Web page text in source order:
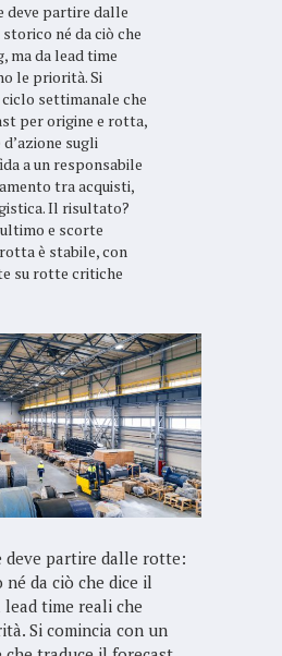
deve partire dalle
né da ciò che
ma da lead time
le priorità. Si
settimanale che
per origine e rotta,
sugli
a un responsabile
tra acquisti,
Il risultato?
e scorte
è stabile, con
su rotte critiche
deve partire dalle rotte:
da ciò che dice il
lead time reali che
Si comincia con un